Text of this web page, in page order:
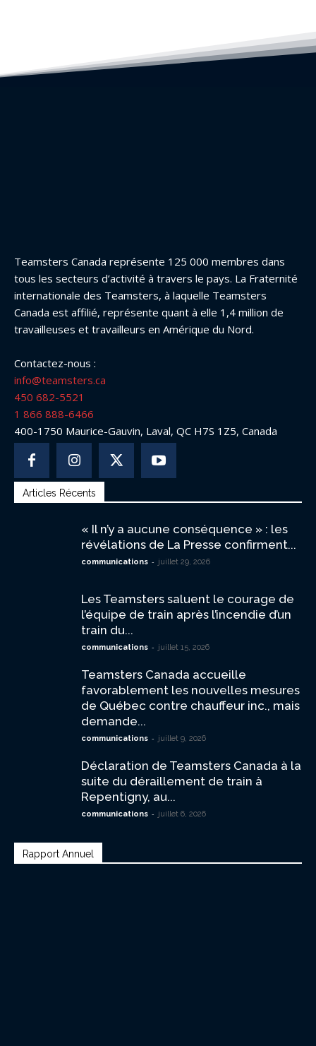
Teamsters Canada représente 125 000 membres dans
tous les secteurs d’activité à travers le pays. La Fraternité
internationale des Teamsters, à laquelle Teamsters
Canada est affilié, représente quant à elle 1,4 million de
travailleuses et travailleurs en Amérique du Nord.
Contactez-nous :
info@teamsters.ca
450 682-5521
1 866 888-6466
400-1750 Maurice-Gauvin, Laval, QC H7S 1Z5, Canada
Articles Récents
« Il n’y a aucune conséquence » : les
révélations de La Presse confirment...
communications - juillet 29, 2026
Les Teamsters saluent le courage de
l’équipe de train après l’incendie d’un
train du...
communications - juillet 15, 2026
Teamsters Canada accueille
favorablement les nouvelles mesures
de Québec contre chauffeur inc., mais
demande...
communications - juillet 9, 2026
Déclaration de Teamsters Canada à la
suite du déraillement de train à
Repentigny, au...
communications - juillet 6, 2026
Rapport Annuel